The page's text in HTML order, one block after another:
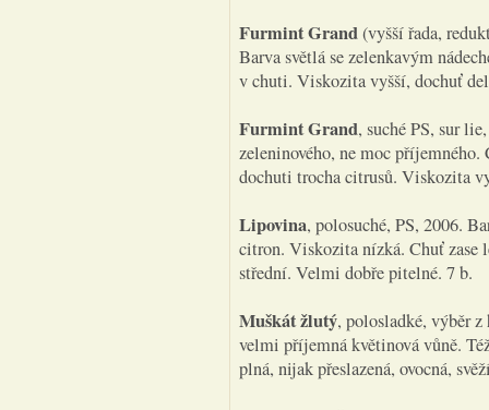
Furmint Grand(vyšší řada,
Barva světlá se zelenkavým
v chuti. Viskozita vyšší, dochuť
Furmint Grand, suché PS, sur
zeleninového, ne moc
dochuti trocha citrusů. Viskozita
Lipovina, polosuché, PS, 2006.
citron. Viskozita nízká. Chuť zase
střední. Velmi dobře pitelné. 7 b.
Muškát žlutý, polosladké, výběr
velmi příjemná květinová vůně.
plná, nijak přeslazená, ovocná,